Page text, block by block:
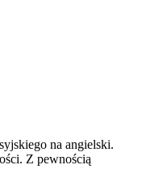
na angielski.
Z pewnością